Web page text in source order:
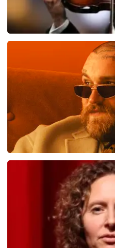
laatste 30 minuten
BESTEL NU
Teddy Swims
laatste 30 minuten
BESTEL NU